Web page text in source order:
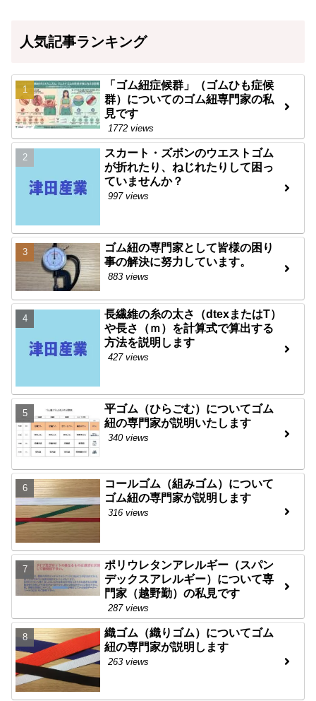
人気記事ランキング
「ゴム紐症候群」（ゴムひも症候
群）についてのゴム紐専門家の私
見です
1772 views
スカート・ズボンのウエストゴム
が折れたり、ねじれたりして困っ
ていませんか？
997 views
ゴム紐の専門家として皆様の困り
事の解決に努力しています。
883 views
長繊維の糸の太さ（dtexまたはT）
や長さ（ｍ）を計算式で算出する
方法を説明します
427 views
平ゴム（ひらごむ）についてゴム
紐の専門家が説明いたします
340 views
コールゴム（組みゴム）について
ゴム紐の専門家が説明します
316 views
ポリウレタンアレルギー（スパン
デックスアレルギー）について専
門家（越野勤）の私見です
287 views
織ゴム（織りゴム）についてゴム
紐の専門家が説明します
263 views